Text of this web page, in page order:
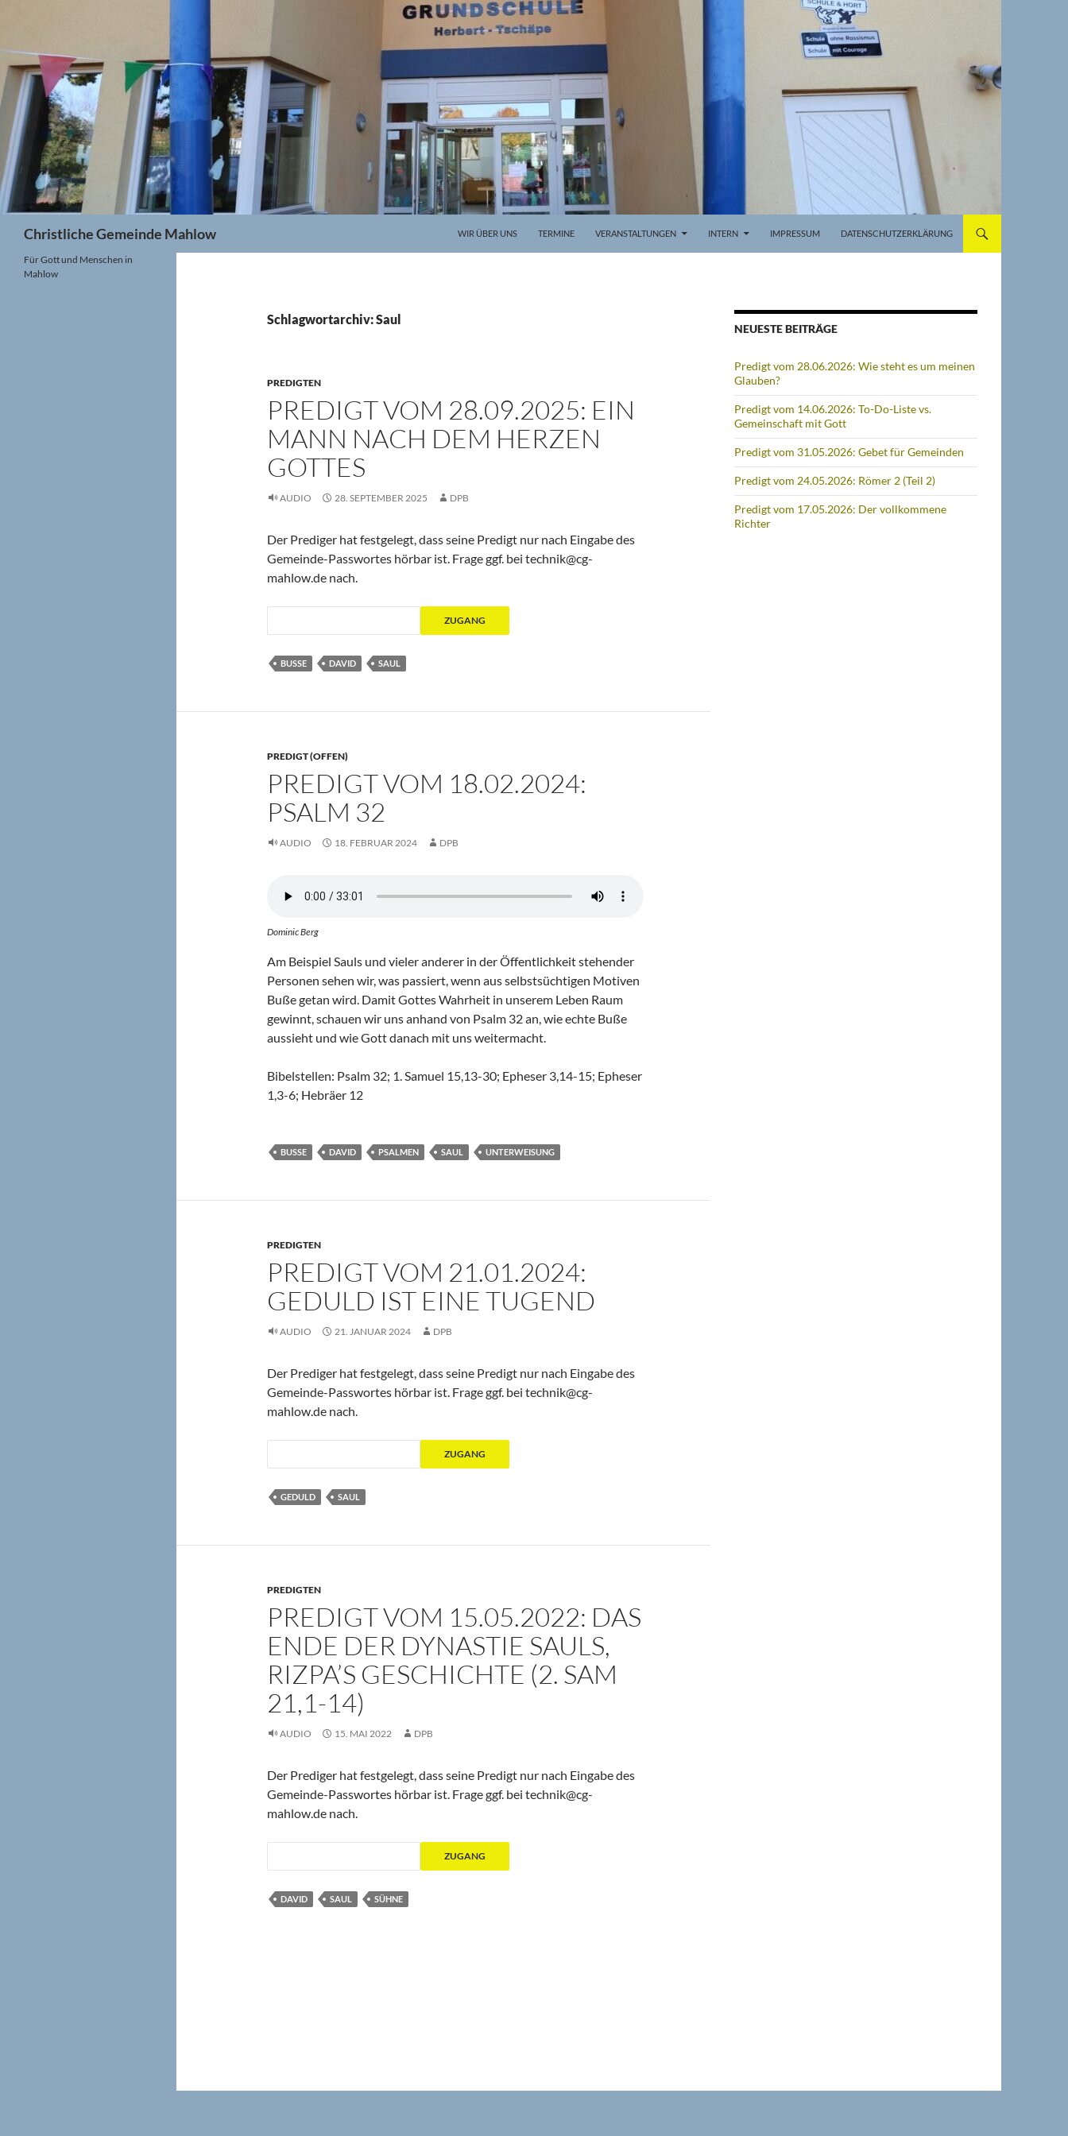
springen
Christliche Gemeinde Mahlow WIR ÜBER UNS TERMINE VERANSTALTUNGEN INTERN IMPRESSUM DATENSCHUTZERKLÄRUNG
Schlagwortarchiv: Saul
PREDIGTEN
PREDIGT VOM 28.09.2025: EIN
MANN NACH DEM HERZEN
GOTTES
AUDIO 28. SEPTEMBER 2025 DPB
Der Prediger hat festgelegt, dass seine Predigt nur nach Eingabe des
Gemeinde-Passwortes hörbar ist. Frage ggf. bei technik@cg-
mahlow.de nach.
BUSSE DAVID SAUL
PREDIGT (OFFEN)
PREDIGT VOM 18.02.2024:
PSALM 32
AUDIO 18. FEBRUAR 2024 DPB
Dominic Berg
Am Beispiel Sauls und vieler anderer in der Öffentlichkeit stehender
Personen sehen wir, was passiert, wenn aus selbstsüchtigen Motiven
Buße getan wird. Damit Gottes Wahrheit in unserem Leben Raum
gewinnt, schauen wir uns anhand von Psalm 32 an, wie echte Buße
aussieht und wie Gott danach mit uns weitermacht.
Bibelstellen: Psalm 32; 1. Samuel 15,13-30; Epheser 3,14-15; Epheser
1,3-6; Hebräer 12
BUSSE DAVID PSALMEN SAUL UNTERWEISUNG
PREDIGTEN
PREDIGT VOM 21.01.2024:
GEDULD IST EINE TUGEND
AUDIO 21. JANUAR 2024 DPB
Der Prediger hat festgelegt, dass seine Predigt nur nach Eingabe des
Gemeinde-Passwortes hörbar ist. Frage ggf. bei technik@cg-
mahlow.de nach.
GEDULD SAUL
PREDIGTEN
PREDIGT VOM 15.05.2022: DAS
ENDE DER DYNASTIE SAULS,
RIZPA’S GESCHICHTE (2. SAM
21,1-14)
AUDIO 15. MAI 2022 DPB
Der Prediger hat festgelegt, dass seine Predigt nur nach Eingabe des
Gemeinde-Passwortes hörbar ist. Frage ggf. bei technik@cg-
mahlow.de nach.
DAVID SAUL SÜHNE
NEUESTE BEITRÄGE
Predigt vom 28.06.2026: Wie steht es um meinen
Glauben?
Predigt vom 14.06.2026: To-Do-Liste vs.
Gemeinschaft mit Gott
Predigt vom 31.05.2026: Gebet für Gemeinden
Predigt vom 24.05.2026: Römer 2 (Teil 2)
Predigt vom 17.05.2026: Der vollkommene
Richter
Für Gott und Menschen in
Mahlow